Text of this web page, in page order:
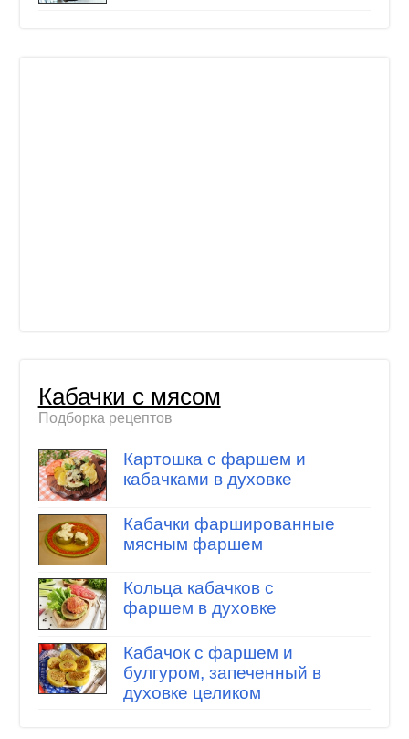
Кабачки с мясом
Подборка рецептов
Картошка с фаршем и
кабачками в духовке
Кабачки фаршированные
мясным фаршем
Кольца кабачков с
фаршем в духовке
Кабачок с фаршем и
булгуром, запеченный в
духовке целиком